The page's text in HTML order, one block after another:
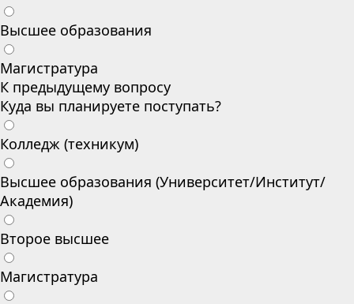
Высшее образования
Магистратура
К предыдущему вопросу
Куда вы планируете поступать?
Колледж (техникум)
Высшее образования (Университет/Институт/
Академия)
Второе высшее
Магистратура